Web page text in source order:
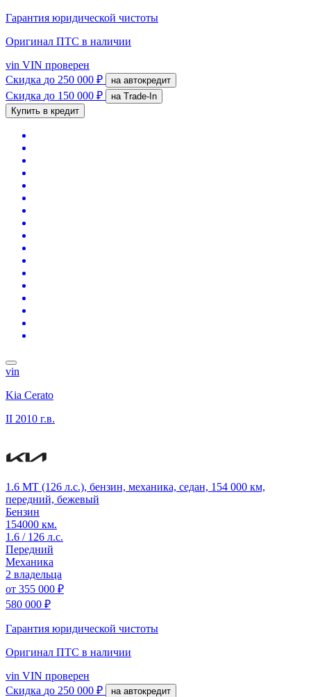
Гарантия юридической чистоты
Оригинал ПТС в наличии
vin VIN проверен
Скидка до 250 000 ₽ на автокредит
Скидка до 150 000 ₽
на Trade-In
Купить в кредит
vin
Kia Cerato
II 2010 г.в.
1.6 MT (126 л.с.), бензин, механика, седан, 154 000 км,
передний, бежевый
Бензин
154000 км.
1.6 / 126 л.с.
Передний
Механика
2 владельца
от 355 000 ₽
580 000 ₽
Гарантия юридической чистоты
Оригинал ПТС в наличии
vin VIN проверен
Скидка до 250 000 ₽ на автокредит